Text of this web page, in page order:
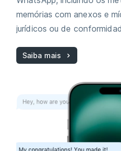
memórias com anexos e
jurídicos ou de
Saiba mais